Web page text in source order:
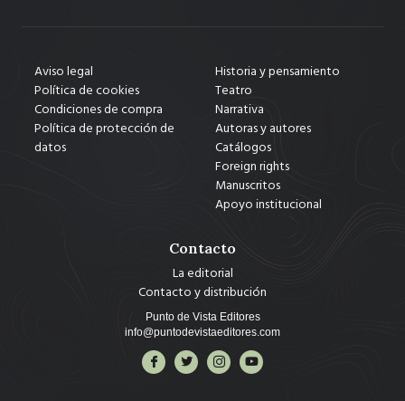
Aviso legal
Política de cookies
Condiciones de compra
Política de protección de
datos
Historia y pensamiento
Teatro
Narrativa
Autoras y autores
Catálogos
Foreign rights
Manuscritos
Apoyo institucional
Contacto
La editorial
Contacto y distribución
Punto de Vista Editores
info@puntodevistaeditores.com